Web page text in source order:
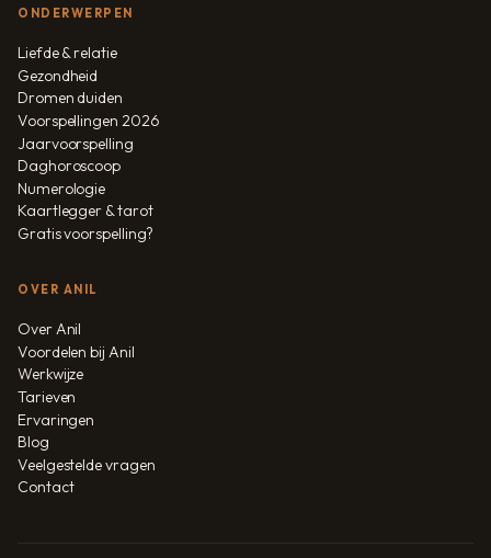
ONDERWERPEN
Liefde & relatie
Gezondheid
Dromen duiden
Voorspellingen 2026
Jaarvoorspelling
Daghoroscoop
Numerologie
Kaartlegger & tarot
Gratis voorspelling?
OVER ANIL
Over Anil
Voordelen bij Anil
Werkwijze
Tarieven
Ervaringen
Blog
Veelgestelde vragen
Contact